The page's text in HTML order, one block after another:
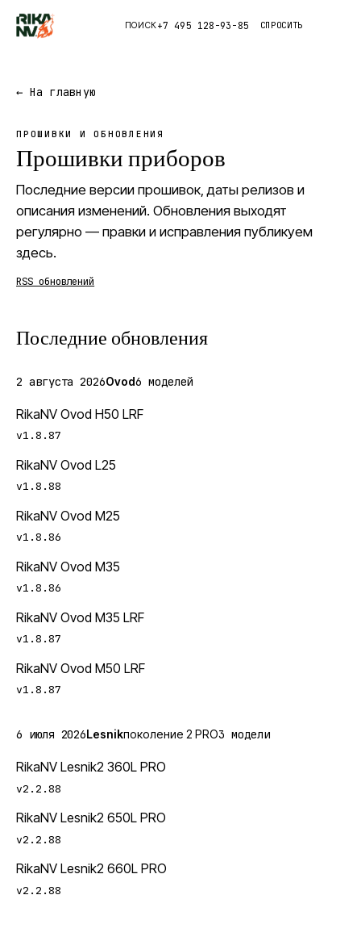
ПОИСК+7 495 128-93-85 СПРОСИТЬ
Правда
Глоссарий
← На главную
ПРОШИВКИ И ОБНОВЛЕНИЯ
Прошивки приборов
Последние версии прошивок, даты релизов и
описания изменений. Обновления выходят
регулярно — правки и исправления публикуем
здесь.
RSS обновлений
Последние обновления
2 августа 2026Ovod6 моделей
RikaNV Ovod H50 LRF
v1.8.87
RikaNV Ovod L25
v1.8.88
RikaNV Ovod M25
v1.8.86
RikaNV Ovod M35
v1.8.86
RikaNV Ovod M35 LRF
v1.8.87
RikaNV Ovod M50 LRF
v1.8.87
6 июля 2026Lesnikпоколение 2 PRO3 модели
RikaNV Lesnik2 360L PRO
v2.2.88
RikaNV Lesnik2 650L PRO
v2.2.88
RikaNV Lesnik2 660L PRO
v2.2.88